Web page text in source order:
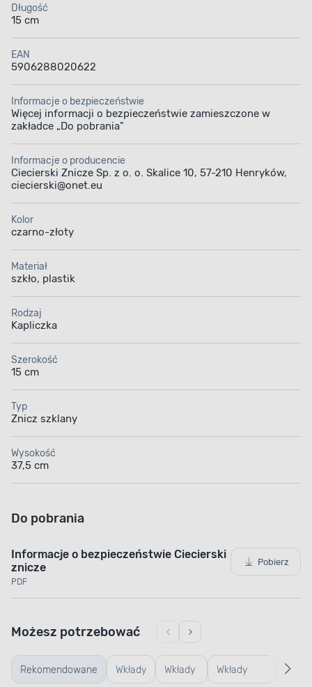
Długość
15 cm
EAN
5906288020622
Informacje o bezpieczeństwie
Więcej informacji o bezpieczeństwie zamieszczone w
zakładce „Do pobrania”
Informacje o producencie
Ciecierski Znicze Sp. z o. o. Skalice 10, 57-210 Henryków,
ciecierski@onet.eu
Kolor
czarno-złoty
Materiał
szkło, plastik
Rodzaj
Kapliczka
Szerokość
15 cm
Typ
Znicz szklany
Wysokość
37,5 cm
Do pobrania
Informacje o bezpieczeństwie Ciecierski
znicze
PDF
Pobierz
Rekomendowane Wkłady Wkłady Wkłady
Możesz potrzebować